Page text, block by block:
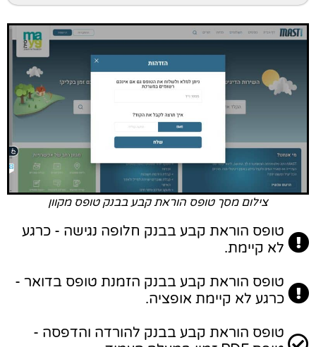
צילום מסך טופס הוראת קבע בבנק טופס מקוון
טופס הוראת קבע בבנק חלופה נגישה - כרגע
לא קיימת.
טופס הוראת קבע בבנק הזמנת טופס בדואר -
כרגע לא קיימת אופציה.
טופס הוראת קבע בבנק להורדה והדפסה -